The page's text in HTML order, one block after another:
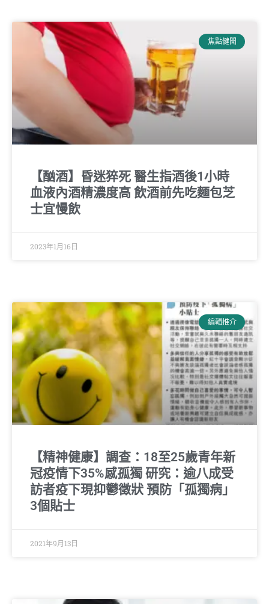
焦點健聞
【酗酒】昏迷猝死 醫生指酒後1小時
血液內酒精濃度高 飲酒前先吃麵包芝
士宜慢飲
2023年1月16日
編輯推介
【精神健康】調查：18至25歲青年新
冠疫情下35%感孤獨 研究：逾八成受
訪者疫下現抑鬱徵狀 預防「孤獨病」
3個貼士
2021年9月13日